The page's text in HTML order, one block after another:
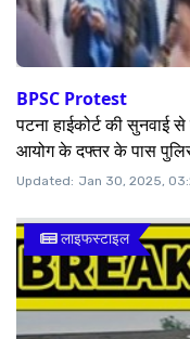
BPSC Protest
पटना हाईकोर्ट की सुनवाई
आयोग के दफ्तर के पास पुलिस
Updated: Jan 30, 2025,
लाइफस्टाइल